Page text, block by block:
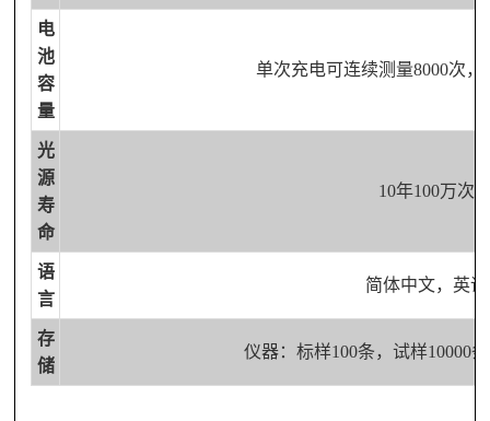
电
池
容
量
单次充电可连续测量8000次，
光
源
寿
命
10年100万次
语
言
简体中文，英语
存
储
仪器：标样100条，试样10000